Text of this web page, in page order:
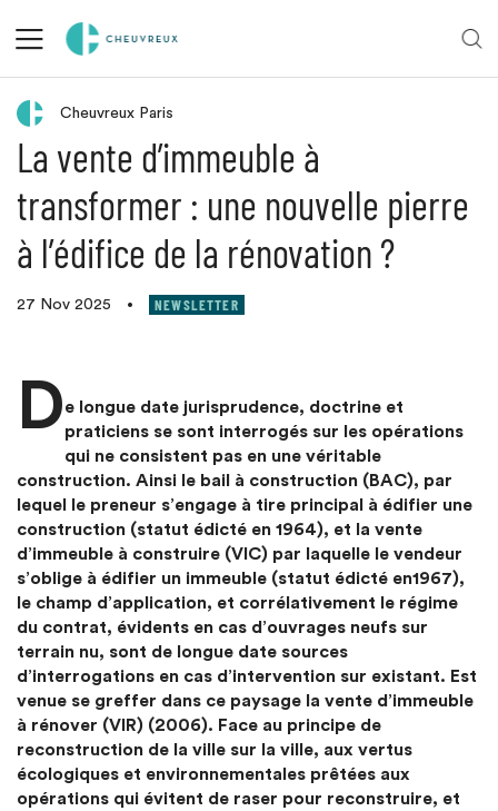
Retour aux actualités
Cheuvreux Paris
La vente d’immeuble à
transformer : une nouvelle pierre
à l’édifice de la rénovation ?
27 Nov 2025 • NEWSLETTER
De longue date jurisprudence, doctrine et
praticiens se sont interrogés sur les opérations
qui ne consistent pas en une véritable
construction. Ainsi le bail à construction (BAC), par
lequel le preneur s’engage à tire principal à édifier une
construction (statut édicté en 1964), et la vente
d’immeuble à construire (VIC) par laquelle le vendeur
s’oblige à édifier un immeuble (statut édicté en1967),
le champ d’application, et corrélativement le régime
du contrat, évidents en cas d’ouvrages neufs sur
terrain nu, sont de longue date sources
d’interrogations en cas d’intervention sur existant. Est
venue se greffer dans ce paysage la vente d’immeuble
à rénover (VIR) (2006). Face au principe de
reconstruction de la ville sur la ville, aux vertus
écologiques et environnementales prêtées aux
opérations qui évitent de raser pour reconstruire, et